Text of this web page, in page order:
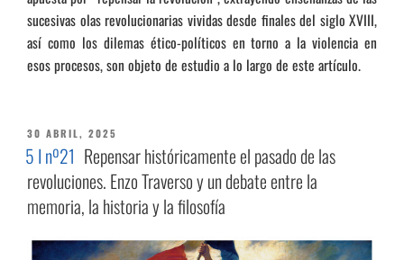
sucesivas olas revolucionarias vividas desde finales del siglo XVIII,
así como los dilemas ético-políticos en torno a la violencia en
esos procesos, son objeto de estudio a lo largo de este artículo.
PUBLICADO
EL
30 ABRIL, 2025
5 I nº21 Repensar históricamente el pasado de las
revoluciones. Enzo Traverso y un debate entre la
memoria, la historia y la filosofía